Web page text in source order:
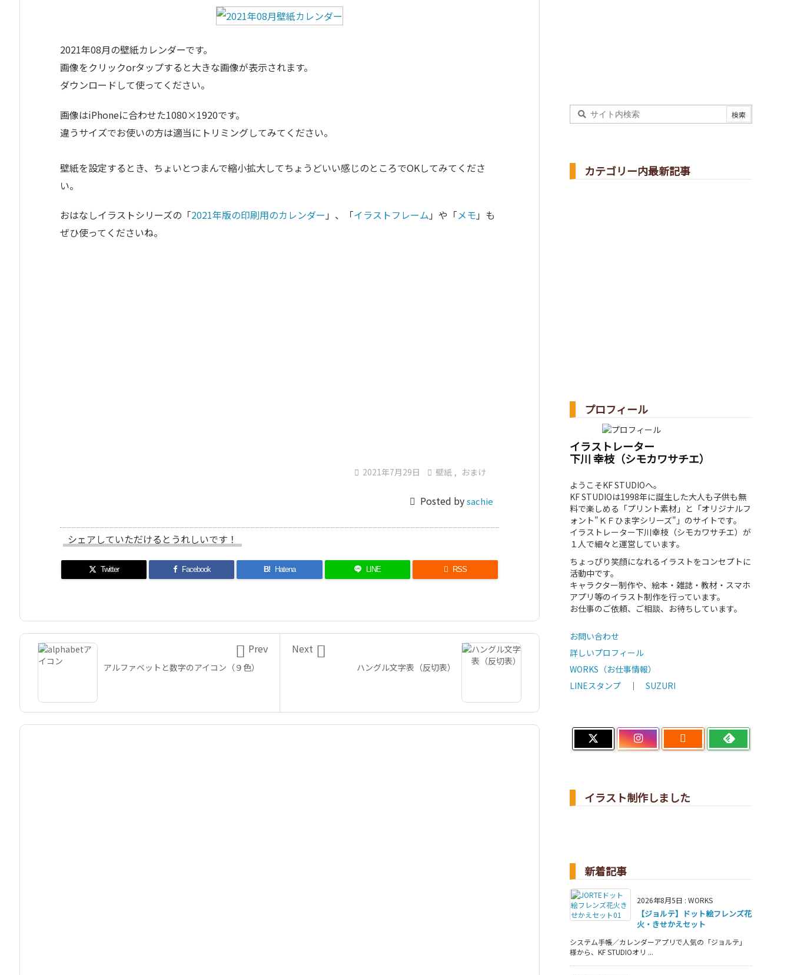
2021年08月の壁紙カレンダーです。
画像をクリックorタップすると大きな画像が表示されます。
ダウンロードして使ってください。
画像はiPhoneに合わせた1080×1920です。
違うサイズでお使いの方は適当にトリミングしてみてください。
壁紙を設定するとき、ちょいとつまんで縮小拡大してちょうどいい感じのところでOKしてみてくださ
い。
おはなしイラストシリーズの「2021年版の印刷用のカレンダー 」、「イラストフレーム 」や「メモ 」も
ぜひ使ってくださいね。
 2021年7月29日  壁紙 , おまけ
 Posted bysachie
シェアしていただけるとうれしいです！
Twitter Facebook B! Hatena LINE  RSS
ハングル文字表（反切表）

Next
アルファベットと数字のアイコン（９色）
 Prev
カテゴリー内最新記事
プロフィール
イラストレーター
下川 幸枝（シモカワサチエ）
ようこそKF STUDIOへ。
KF STUDIOは1998年に誕生した大人も子供も無
料で楽しめる「プリント素材」と「オリジナルフ
ォント"ＫＦひま字シリーズ"」のサイトです。
イラストレーター下川幸枝（シモカワサチエ）が
１人で細々と運営しています。
ちょっぴり笑顔になれるイラストをコンセプトに
活動中です。
キャラクター制作や、絵本・雑誌・教材・スマホ
アプリ等のイラスト制作を行っています。
お仕事のご依頼、ご相談、お待ちしています。
お問い合わせ
詳しいプロフィール
WORKS（お仕事情報）
LINEスタンプ ｜ SUZURI

イラスト制作しました
新着記事
2026年8月5日 : WORKS
【ジョルテ】ドット絵フレンズ花
火・きせかえセット
システム手帳／カレンダーアプリで人気の「ジョルテ」
様から、KF STUDIOオリ ...